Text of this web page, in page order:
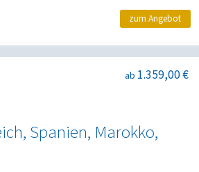
zum Angebot
Spanien, Marokko,
ab 1.359,00 €